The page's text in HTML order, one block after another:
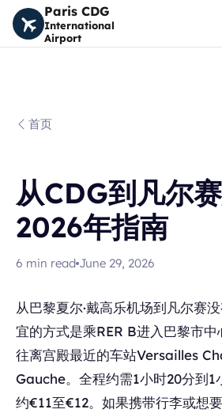
Paris CDG
International
Airport
首页
从CDG到凡尔
2026年指南
6 min read June 29, 2026
从巴黎夏尔·戴高乐机场到凡尔赛
宜的方式是乘RER B进入巴黎市
往离宫殿最近的车站Versailles
Gauche。全程约需1小时20分到1
约€11至€12。如果携带行李或想